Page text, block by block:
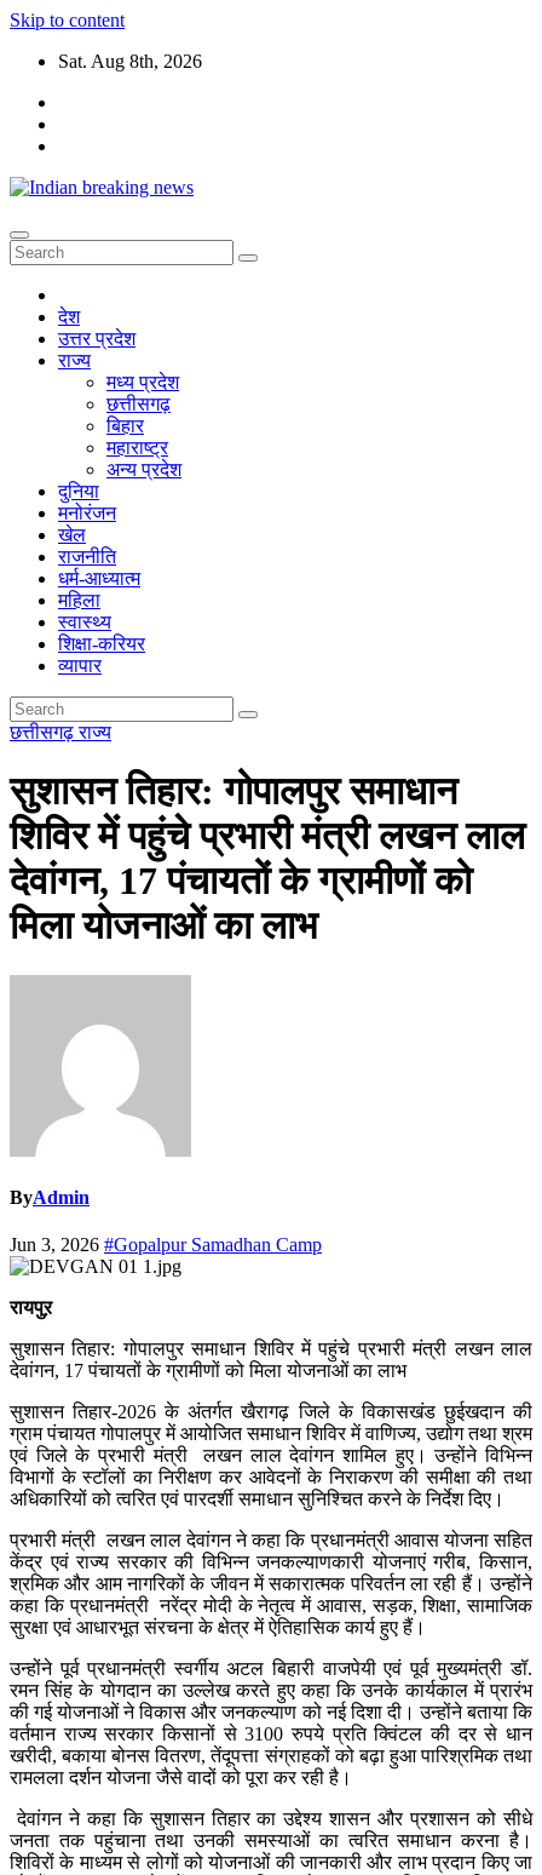
Skip to content
Sat. Aug 8th, 2026
देश
उत्तर प्रदेश
राज्य
मध्य प्रदेश
छत्तीसगढ़
बिहार
महाराष्ट्र
अन्य प्रदेश
दुनिया
मनोरंजन
खेल
राजनीति
धर्म-आध्यात्म
महिला
स्वास्थ्य
शिक्षा-करियर
व्यापार
छत्तीसगढ़राज्य
सुशासन तिहार: गोपालपुर समाधान
शिविर में पहुंचे प्रभारी मंत्री लखन लाल
देवांगन, 17 पंचायतों के ग्रामीणों को
मिला योजनाओं का लाभ
ByAdmin
Jun 3, 2026 #Gopalpur Samadhan Camp
रायपुऱ
सुशासन तिहार: गोपालपुर समाधान शिविर में पहुंचे प्रभारी मंत्री लखन लाल
देवांगन, 17 पंचायतों के ग्रामीणों को मिला योजनाओं का लाभ
सुशासन तिहार-2026 के अंतर्गत खैरागढ़ जिले के विकासखंड छुईखदान की
ग्राम पंचायत गोपालपुर में आयोजित समाधान शिविर में वाणिज्य, उद्योग तथा श्रम
एवं जिले के प्रभारी मंत्री लखन लाल देवांगन शामिल हुए। उन्होंने विभिन्न
विभागों के स्टॉलों का निरीक्षण कर आवेदनों के निराकरण की समीक्षा की तथा
अधिकारियों को त्वरित एवं पारदर्शी समाधान सुनिश्चित करने के निर्देश दिए।
प्रभारी मंत्री लखन लाल देवांगन ने कहा कि प्रधानमंत्री आवास योजना सहित
केंद्र एवं राज्य सरकार की विभिन्न जनकल्याणकारी योजनाएं गरीब, किसान,
श्रमिक और आम नागरिकों के जीवन में सकारात्मक परिवर्तन ला रही हैं। उन्होंने
कहा कि प्रधानमंत्री नरेंद्र मोदी के नेतृत्व में आवास, सड़क, शिक्षा, सामाजिक
सुरक्षा एवं आधारभूत संरचना के क्षेत्र में ऐतिहासिक कार्य हुए हैं।
उन्होंने पूर्व प्रधानमंत्री स्वर्गीय अटल बिहारी वाजपेयी एवं पूर्व मुख्यमंत्री डॉ.
रमन सिंह के योगदान का उल्लेख करते हुए कहा कि उनके कार्यकाल में प्रारंभ
की गई योजनाओं ने विकास और जनकल्याण को नई दिशा दी। उन्होंने बताया कि
वर्तमान राज्य सरकार किसानों से 3100 रुपये प्रति क्विंटल की दर से धान
खरीदी, बकाया बोनस वितरण, तेंदूपत्ता संग्राहकों को बढ़ा हुआ पारिश्रमिक तथा
रामलला दर्शन योजना जैसे वादों को पूरा कर रही है।
देवांगन ने कहा कि सुशासन तिहार का उद्देश्य शासन और प्रशासन को सीधे
जनता तक पहुंचाना तथा उनकी समस्याओं का त्वरित समाधान करना है।
शिविरों के माध्यम से लोगों को योजनाओं की जानकारी और लाभ प्रदान किए जा